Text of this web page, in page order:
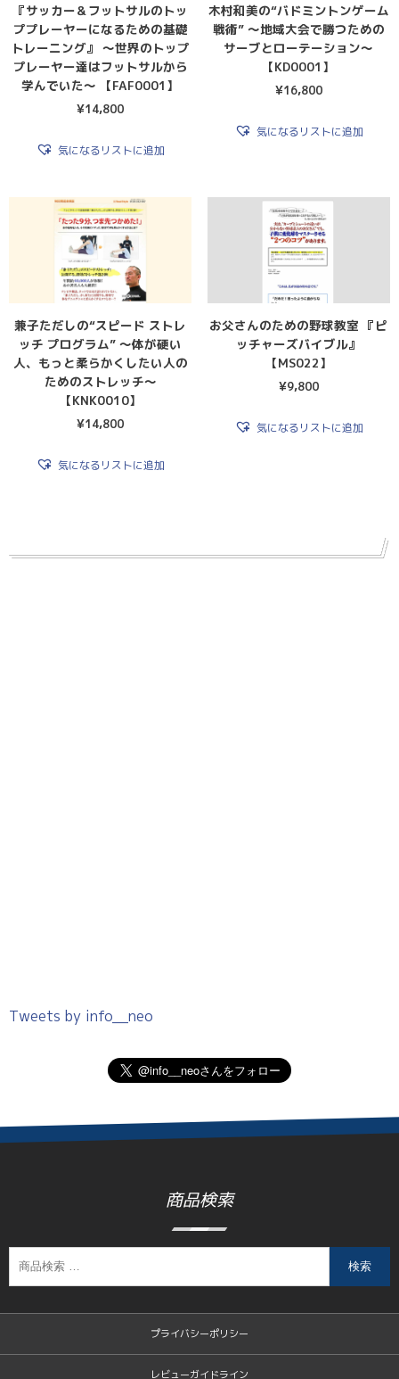
『サッカー＆フットサルのトッ
ププレーヤーになるための基礎
トレーニング』 〜世界のトップ
プレーヤー達はフットサルから
学んでいた〜 【FAF0001】
¥14,800
気になるリストに追加
木村和美の“バドミントンゲーム
戦術” 〜地域大会で勝つための
サーブとローテーション〜
【KD0001】
¥16,800
気になるリストに追加
兼子ただしの“スピード ストレ
ッチ プログラム” 〜体が硬い
人、もっと柔らかくしたい人の
ためのストレッチ〜
【KNK0010】
¥14,800
気になるリストに追加
お父さんのための野球教室 『ピ
ッチャーズバイブル』
【MS022】
¥9,800
気になるリストに追加
Tweets by info__neo
商品検索
検索
プライバシーポリシー
レビューガイドライン